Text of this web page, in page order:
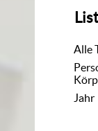
Alle
Jahr